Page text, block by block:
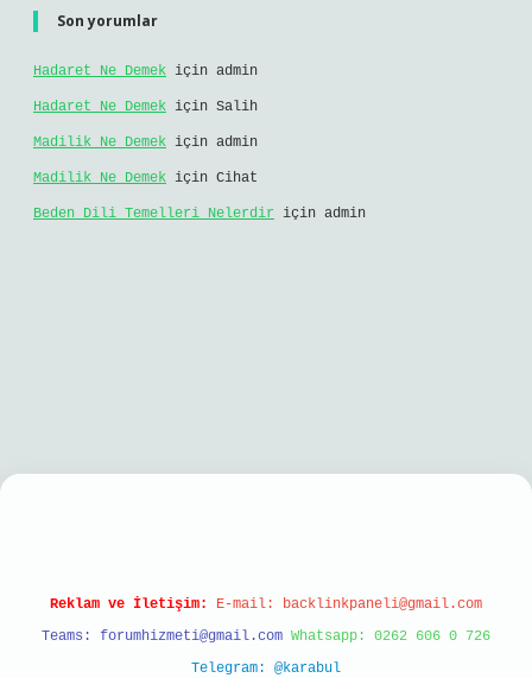
Son yorumlar
Hadaret Ne Demek için admin
Hadaret Ne Demek için Salih
Madilik Ne Demek için admin
Madilik Ne Demek için Cihat
Beden Dili Temelleri Nelerdir için admin
Reklam ve İletişim: E-mail: backlinkpaneli@gmail.com
Teams: forumhizmeti@gmail.com Whatsapp: 0262 606 0 726
Telegram: @karabul